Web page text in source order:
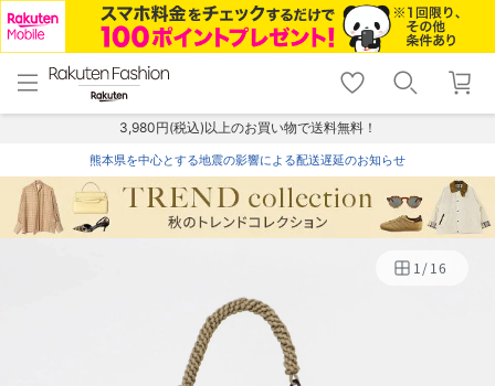
menu home
トップ
shopping_cart lock_outline
ログイン
3,980円(税込)以上のお買い物で送料無料！
熊本県を中心とする地震の影響による配送遅延のお知らせ
1/16